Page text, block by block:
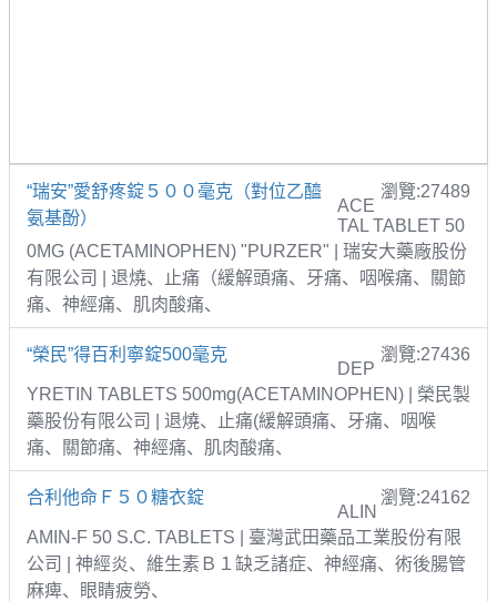
“瑞安”愛舒疼錠５００毫克（對位乙醯
氨基酚）
瀏覽:27489
ACE
TAL TABLET 50
0MG (ACETAMINOPHEN) "PURZER" | 瑞安大藥廠股份
有限公司 | 退燒、止痛（緩解頭痛、牙痛、咽喉痛、關節
痛、神經痛、肌肉酸痛、
“榮民”得百利寧錠500毫克 瀏覽:27436
DEP
YRETIN TABLETS 500mg(ACETAMINOPHEN) | 榮民製
藥股份有限公司 | 退燒、止痛(緩解頭痛、牙痛、咽喉
痛、關節痛、神經痛、肌肉酸痛、
合利他命Ｆ５０糖衣錠 瀏覽:24162
ALIN
AMIN-F 50 S.C. TABLETS | 臺灣武田藥品工業股份有限
公司 | 神經炎、維生素Ｂ１缺乏諸症、神經痛、術後腸管
麻痺、眼睛疲勞、